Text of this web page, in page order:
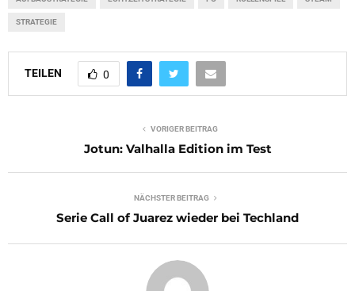
STRATEGIE
TEILEN 0
VORIGER BEITRAG
Jotun: Valhalla Edition im Test
NÄCHSTER BEITRAG
Serie Call of Juarez wieder bei Techland